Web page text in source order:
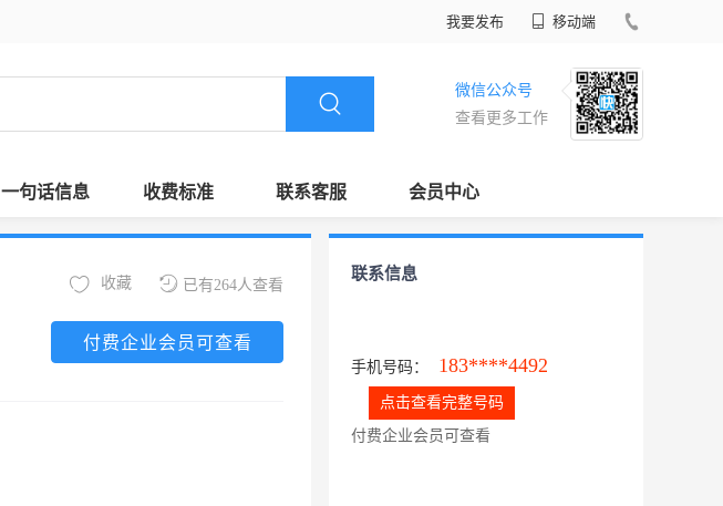
我要发布 移动端
微信公众号
查看更多工作
一句话信息 收费标准 联系客服 会员中心
已有264人查看
收藏
付费企业会员可查看
联系信息
手机号码： 183****4492
点击查看完整号码
付费企业会员可查看